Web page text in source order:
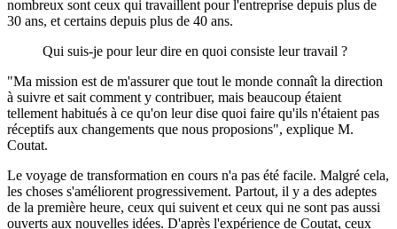
nombreux sont ceux qui travaillent pour l'entreprise depuis plus de
30 ans, et certains depuis plus de 40 ans.
Qui suis-je pour leur dire en quoi consiste leur travail ?
"Ma mission est de m'assurer que tout le monde connaît la direction
à suivre et sait comment y contribuer, mais beaucoup étaient
tellement habitués à ce qu'on leur dise quoi faire qu'ils n'étaient pas
réceptifs aux changements que nous proposions", explique M.
Coutat.
Le voyage de transformation en cours n'a pas été facile. Malgré cela,
les choses s'améliorent progressivement. Partout, il y a des adeptes
de la première heure, ceux qui suivent et ceux qui ne sont pas aussi
ouverts aux nouvelles idées. D'après l'expérience de Coutat, ceux